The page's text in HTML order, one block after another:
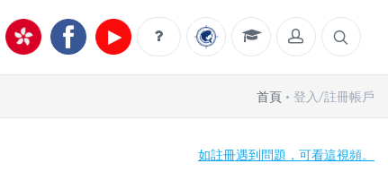
首頁 登入/註冊帳戶
如註冊遇到問題，可看這視頻。